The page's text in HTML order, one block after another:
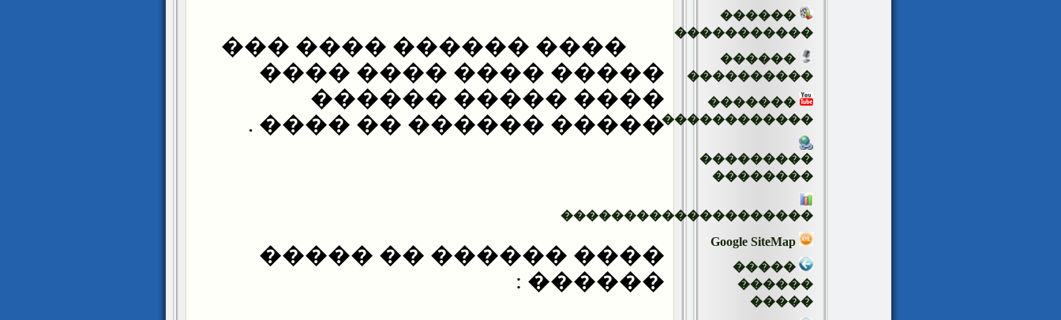
���� ������ ���� ���
����� ���� ���� ����
���� ����� ������
����� ������ �� ���� .
���� ������ �� �����
������ :
������
�����������
������
����������
�������
������������
���������
��������
��������������������
�����
������
�����